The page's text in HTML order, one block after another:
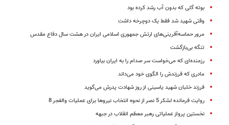
بوته گلی که بدون آب رشد کرده بود
وقتی شهید شد فقط یک دوچرخه داشت
مرور حماسه‌آفرینی‌های ارتش جمهوری اسلامی ایران در هشت سال دفاع مقدس
تنگه بی‌بازگشت
رزمنده‌ای که می‌خواست سر صدام را به ایران بیاورد
مادری که فرزندش را الگوی خود می‌داند
فرزند خلبان شهید یاسینی از روز شهادت پدرش می‌گوید
روایت فرمانده لشکر 5 نصر از نحوه انتخاب نیروها برای عملیات والفجر 8
نخستین پرواز عملیاتی رهبر معظم انقلاب در جبهه